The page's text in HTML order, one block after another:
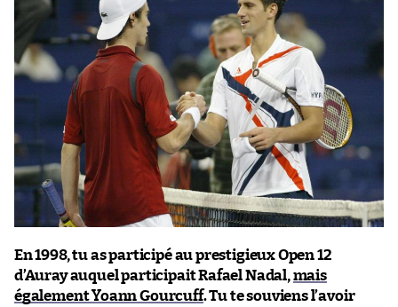
En 1998, tu as participé au prestigieux Open 12
d’Auray auquel participait Rafael Nadal,mais
également Yoann Gourcuff. Tu te souviens l’avoir